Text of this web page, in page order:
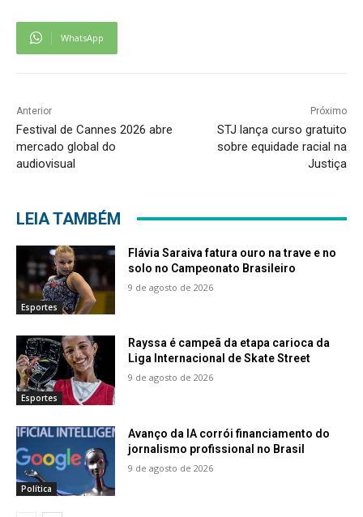
WhatsApp
Anterior
Festival de Cannes 2026 abre
mercado global do
audiovisual
Próximo
STJ lança curso gratuito
sobre equidade racial na
Justiça
LEIA TAMBÉM
Esportes
Flávia Saraiva fatura ouro na trave e no
solo no Campeonato Brasileiro
9 de agosto de 2026
Esportes
Rayssa é campeã da etapa carioca da
Liga Internacional de Skate Street
9 de agosto de 2026
Política
Avanço da IA corrói financiamento do
jornalismo profissional no Brasil
9 de agosto de 2026